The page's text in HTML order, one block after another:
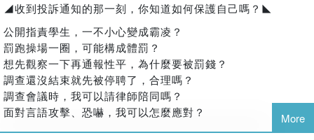
◢收到投訴通知的那一刻，你知道如何保護自己嗎？◣
公開指責學生，一不小心變成霸凌？
罰跑操場一圈，可能構成體罰？
想先觀察一下再通報性平，為什麼要被罰錢？
調查還沒結束就先被停聘了，合理嗎？
調查會議時，我可以請律師陪同嗎？
面對言語攻擊、恐嚇，我可以怎麼應對？
More